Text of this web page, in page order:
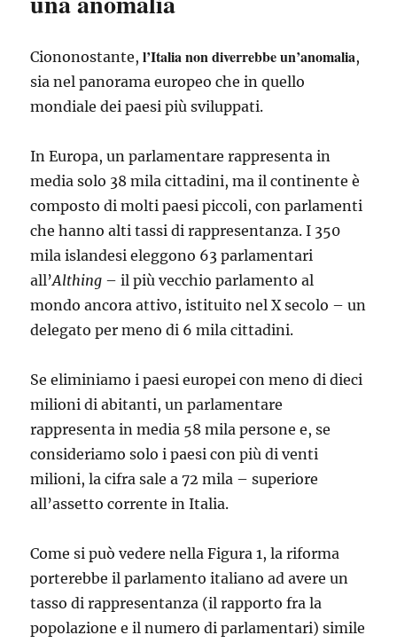
Ciononostante, l’Italia non diverrebbe un’anomalia,
sia nel panorama europeo che in quello
mondiale dei paesi più sviluppati.
In Europa, un parlamentare rappresenta in
media solo 38 mila cittadini, ma il continente è
composto di molti paesi piccoli, con parlamenti
che hanno alti tassi di rappresentanza. I 350
mila islandesi eleggono 63 parlamentari
all’Althing – il più vecchio parlamento al
mondo ancora attivo, istituito nel X secolo – un
delegato per meno di 6 mila cittadini.
Se eliminiamo i paesi europei con meno di dieci
milioni di abitanti, un parlamentare
rappresenta in media 58 mila persone e, se
consideriamo solo i paesi con più di venti
milioni, la cifra sale a 72 mila – superiore
all’assetto corrente in Italia.
Come si può vedere nella Figura 1, la riforma
porterebbe il parlamento italiano ad avere un
tasso di rappresentanza (il rapporto fra la
popolazione e il numero di parlamentari) simile